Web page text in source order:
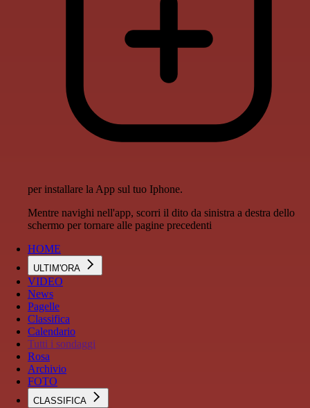
per installare la App sul tuo Iphone.
Mentre navighi nell'app, scorri il dito da sinistra a destra dello
schermo per tornare alle pagine precedenti
HOME
ULTIM'ORA
VIDEO
News
Pagelle
Classifica
Calendario
Tutti i sondaggi
Rosa
Archivio
FOTO
CLASSIFICA